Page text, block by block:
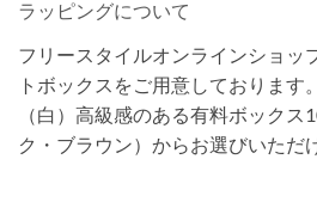
ラッピングについて
フリースタイルオンラインショッ
トボックスをご用意しております
（白）高級感のある有料ボックス
ク・ブラウン）からお選びいただ